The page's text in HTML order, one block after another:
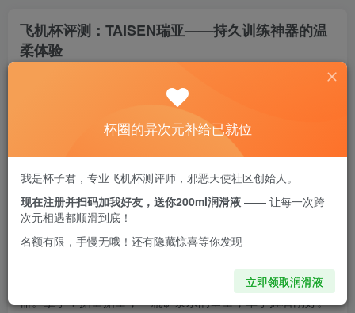
飞机杯评测：TAISEN瑞亚——持久训练神器的温
柔体验
兄弟们，想找款适合练持久的杯子？TAISEN这款瑞亚绝对合
适！582g的重量，三段式肉球设计，主打温柔体验，咱们实
测下来就一个字：稳！新手想练耐力的直接冲～
一、外观：Q弹手感
拆开快递盒——黑壳包装低调又有点狠，像健身房的握力
器。拿手里掂量掂量，一瓶矿泉水的重量，单手握着刚好。
杯圈的异次元补给已就位
我是杯子君，专业飞机杯测评师，邪恶天使社区创始人。
现在注册并扫码加我好友，送你200ml润滑液 —— 让每一次跨
次元相遇都顺滑到底！
名额有限，手慢无哦！还有隐藏惊喜等你发现
立即领取润滑液